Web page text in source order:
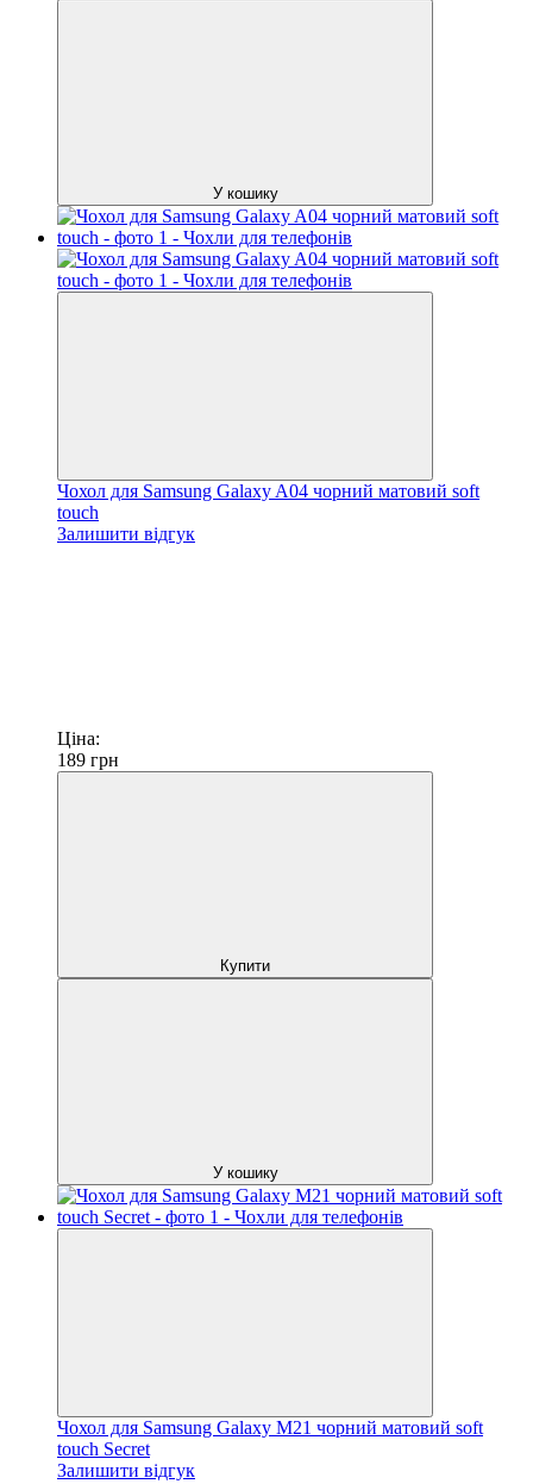
У кошику
Чохол для Samsung Galaxy A04 чорний матовий soft
touch
Залишити відгук
Ціна:
189 грн
Купити
У кошику
Чохол для Samsung Galaxy M21 чорний матовий soft
touch Secret
Залишити відгук